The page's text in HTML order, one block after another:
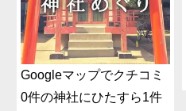
Googleマップでクチコミ
0件の神社にひたすら1件